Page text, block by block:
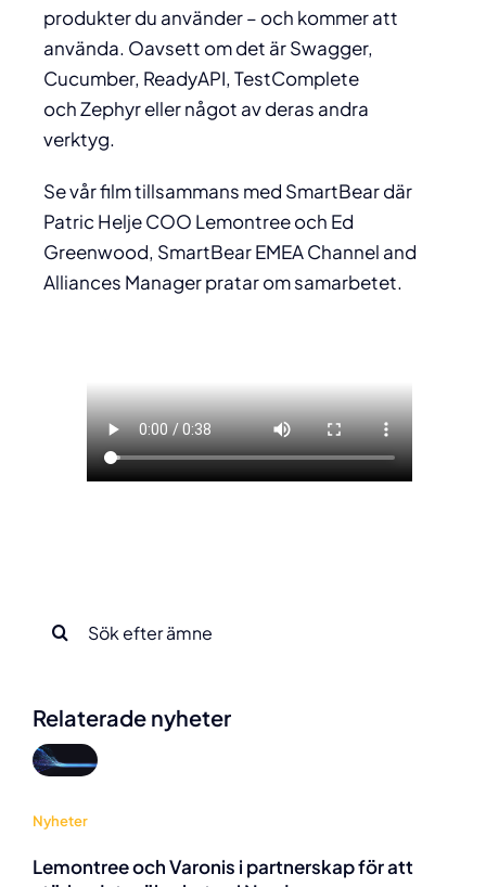
produkter du använder – och kommer att
använda. Oavsett om det är Swagger,
Cucumber, ReadyAPI, TestComplete
och Zephyr eller något av deras andra
verktyg.
Se vår film tillsammans med SmartBear där
Patric Helje COO Lemontree och Ed
Greenwood, SmartBear EMEA Channel and
Alliances Manager pratar om samarbetet.
Sök
efter:
Relaterade nyheter
Nyheter
Lemontree och Varonis i partnerskap för att